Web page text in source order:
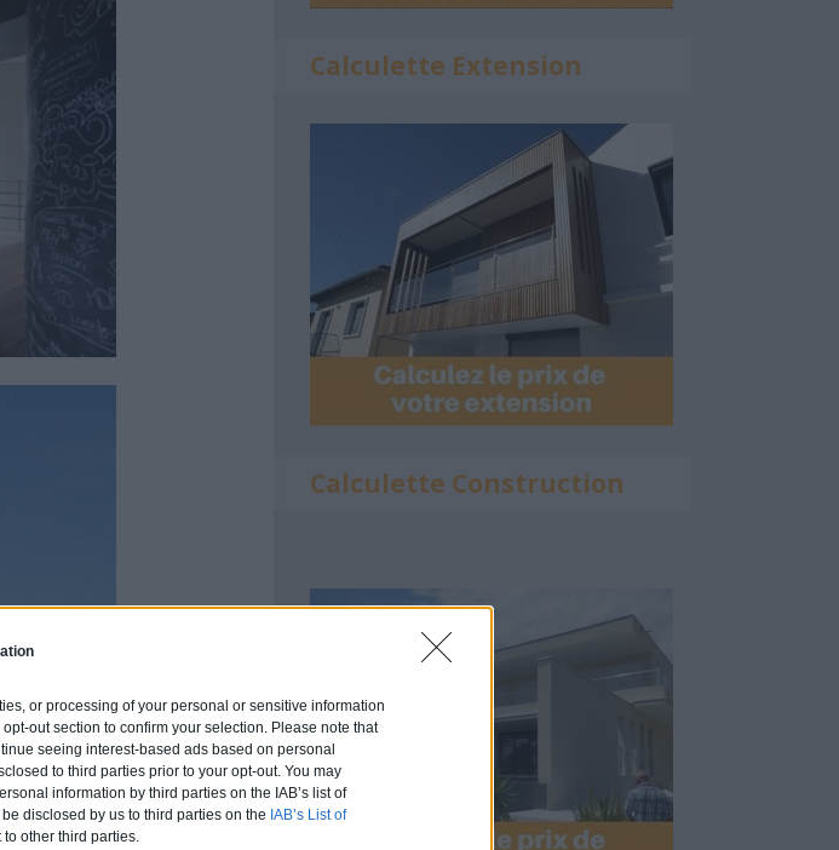
or processing of your personal or sensitive information
out section to confirm your selection. Please note that
seeing interest-based ads based on personal
to third parties prior to your opt-out. You may
information by third parties on the IAB’s list of
disclosed by us to third parties on the IAB’s List of
other third parties.
Calculette Extension
Calculette Construction